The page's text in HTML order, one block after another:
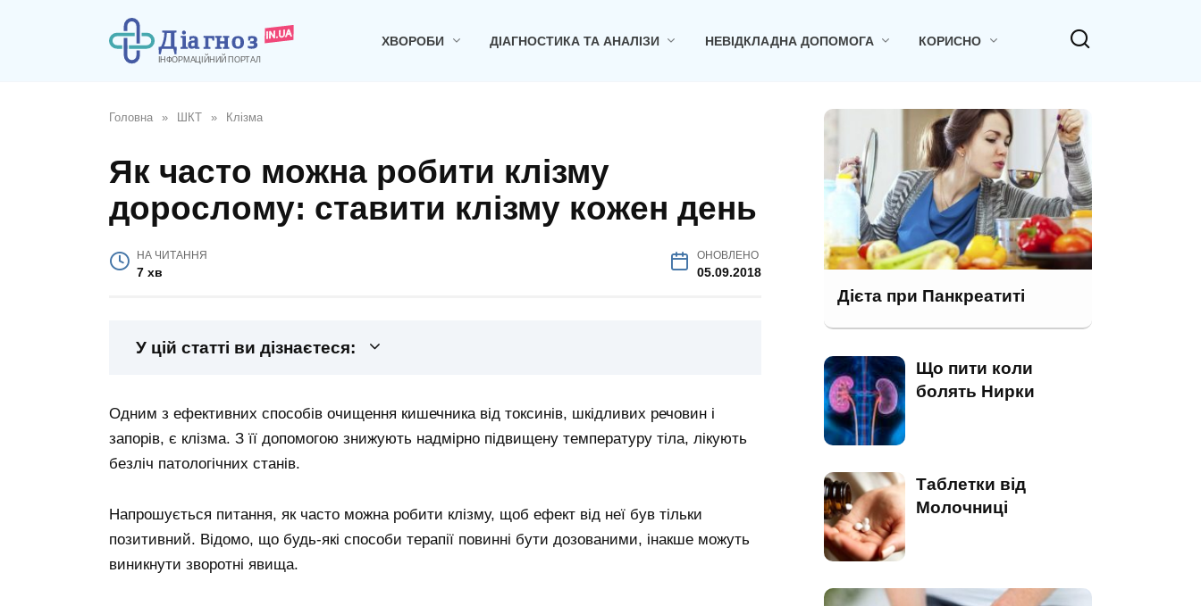
ХВОРОБИ ДІАГНОСТИКА ТА АНАЛІЗИ НЕВІДКЛАДНА ДОПОМОГА КОРИСНО
Головна » ШКТ » Клізма
Як часто можна робити клізму
дорослому: ставити клізму кожен день
НА ЧИТАННЯ
7 хв
ОНОВЛЕНО
05.09.2018
У цій статті ви дізнаєтеся:
Одним з ефективних способів очищення кишечника від токсинів, шкідливих речовин і
запорів, є клізма. З її допомогою знижують надмірно підвищену температуру тіла, лікують
безліч патологічних станів.
Напрошується питання, як часто можна робити клізму, щоб ефект від неї був тільки
позитивний. Відомо, що будь-які способи терапії повинні бути дозованими, інакше можуть
виникнути зворотні явища.
Дієта при Панкреатиті
Що пити коли
болять Нирки
Таблетки від
Молочниці